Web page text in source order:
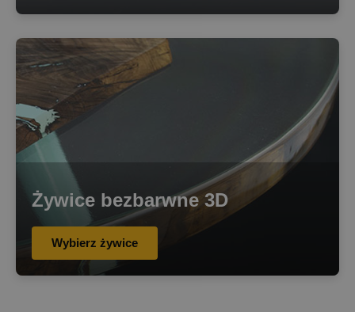
Żywice bezbarwne 3D
Wybierz żywice